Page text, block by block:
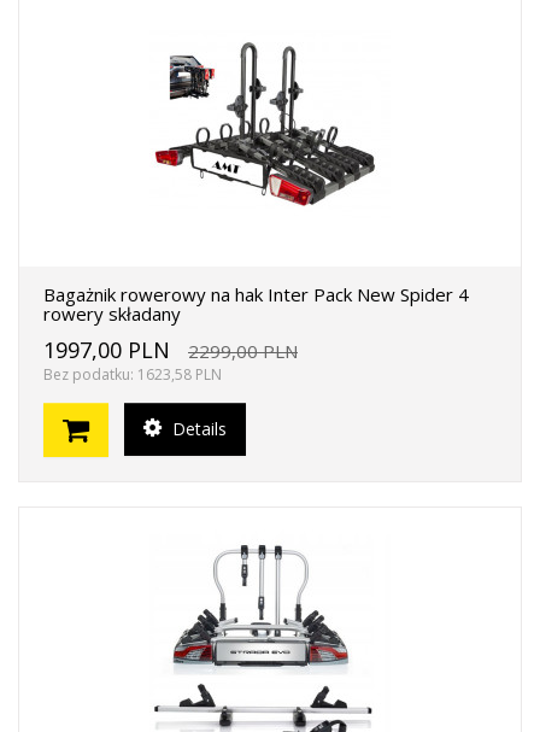
Bagażnik rowerowy na hak Inter Pack New Spider 4
rowery składany
1997,00 PLN 2299,00 PLN
Bez podatku: 1623,58 PLN
Details